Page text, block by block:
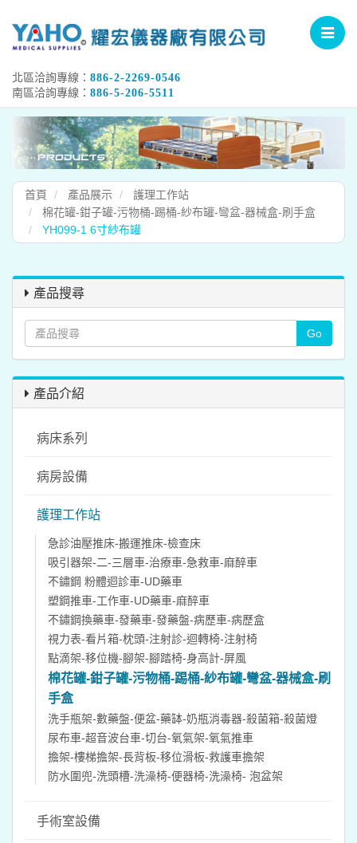
Toggle
北區洽詢專線： 886-2-2269-0546
南區洽詢專線： 886-5-206-5511
首頁 產品展示
護理工作站
棉花罐-鉗子罐-污物桶-踢桶-紗布罐-彎盆-器械盒-刷手盒
YH099-1 6寸紗布罐
產品搜尋
產品介紹
病床系列
病房設備
護理工作站
急診油壓推床-搬運推床-檢查床
吸引器架-二-三層車-治療車-急救車-麻醉車
不鏽鋼 粉體迴診車-UD藥車
塑鋼推車-工作車-UD藥車-麻醉車
不鏽鋼換藥車-發藥車-發藥盤-病歷車-病歷盒
視力表-看片箱-枕頭-注射診-迴轉椅-注射椅
點滴架-移位機-腳架-腳踏椅-身高計-屏風
棉花罐-鉗子罐-污物桶-踢桶-紗布罐-彎盆-器械盒-刷
手盒
洗手瓶架-數藥盤-便盆-藥缽-奶瓶消毒器-殺菌箱-殺菌燈
尿布車-超音波台車-切台-氧氣架-氧氣推車
擔架-樓梯擔架-長背板-移位滑板-救護車擔架
防水圍兜-洗頭槽-洗澡椅-便器椅-洗澡椅- 泡盆架
手術室設備